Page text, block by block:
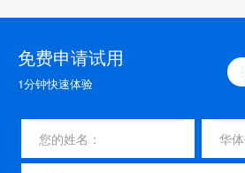
免费申请试用
1分钟快速体验